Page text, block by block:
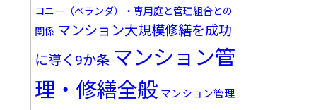
コニー（ベランダ）・専用庭と管理組合との
関係 マンション大規模修繕を成功
に導く9か条 マンション管
理・修繕全般 マンション管理